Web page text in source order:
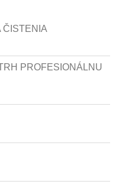
ČISTENIA
PROFESIONÁLNU